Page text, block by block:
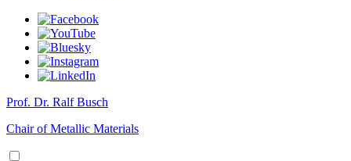
Prof. Dr. Ralf Busch
Chair of Metallic Materials